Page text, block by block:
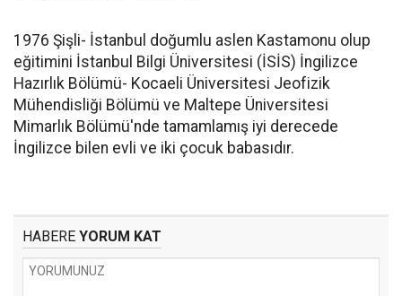
1976 Şişli- İstanbul doğumlu aslen Kastamonu olup
eğitimini İstanbul Bilgi Üniversitesi (İSİS) İngilizce
Hazırlık Bölümü- Kocaeli Üniversitesi Jeofizik
Mühendisliği Bölümü ve Maltepe Üniversitesi
Mimarlık Bölümü'nde tamamlamış iyi derecede
İngilizce bilen evli ve iki çocuk babasıdır.
HABERE YORUM KAT